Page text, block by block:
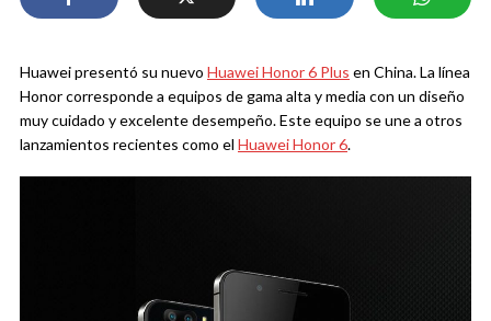
Huawei presentó su nuevo Huawei Honor 6 Plus en China. La línea
Honor corresponde a equipos de gama alta y media con un diseño
muy cuidado y excelente desempeño. Este equipo se une a otros
lanzamientos recientes como el Huawei Honor 6.